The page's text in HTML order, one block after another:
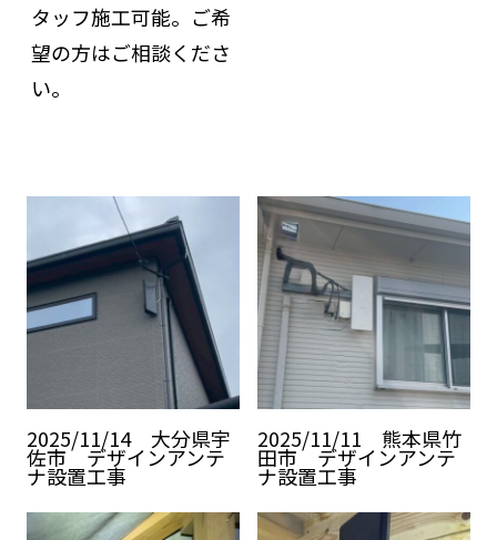
タッフ施工可能。ご希
望の方はご相談くださ
い。
2025/11/14 大分県宇
佐市 デザインアンテ
ナ設置工事
2025/11/11 熊本県竹
田市 デザインアンテ
ナ設置工事